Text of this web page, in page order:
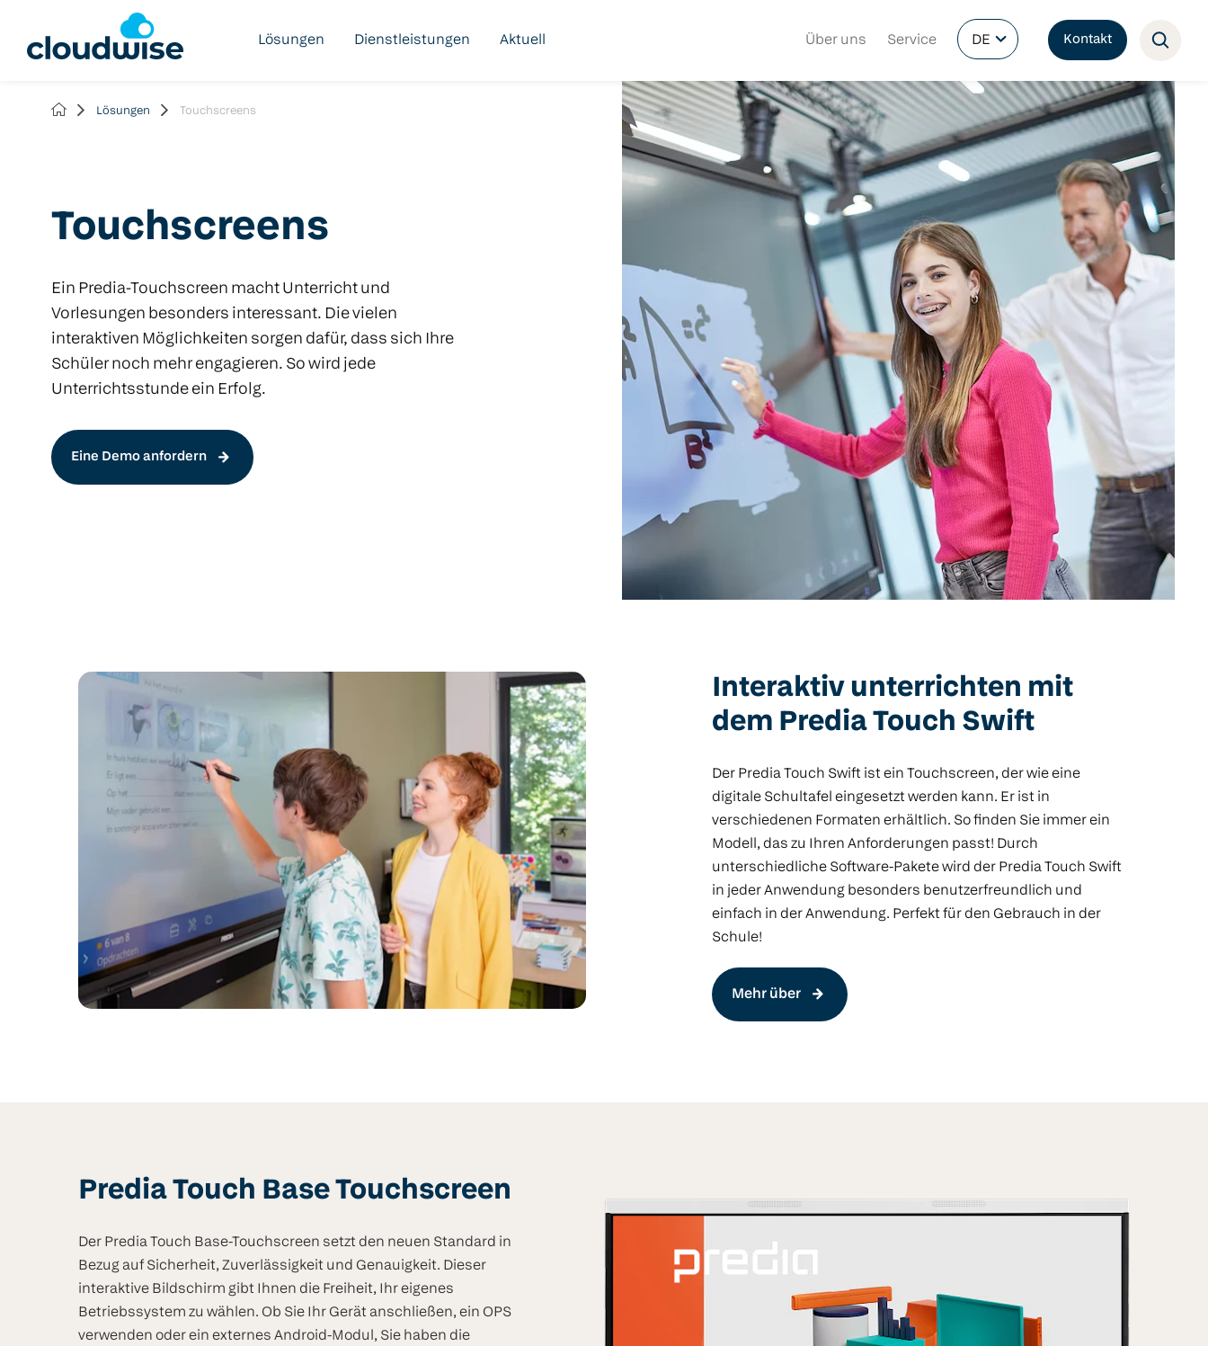
Lösungen Dienstleistungen Aktuell Über uns Service DE Kontakt
Lösungen Touchscreens
Touchscreens
Ein Predia-Touchscreen macht Unterricht und
Vorlesungen besonders interessant. Die vielen
interaktiven Möglichkeiten sorgen dafür, dass sich Ihre
Schüler noch mehr engagieren. So wird jede
Unterrichtsstunde ein Erfolg.
Eine Demo anfordern
Interaktiv unterrichten mit
dem Predia Touch Swift
Der Predia Touch Swift ist ein Touchscreen, der wie eine
digitale Schultafel eingesetzt werden kann. Er ist in
verschiedenen Formaten erhältlich. So finden Sie immer ein
Modell, das zu Ihren Anforderungen passt! Durch
unterschiedliche Software-Pakete wird der Predia Touch Swift
in jeder Anwendung besonders benutzerfreundlich und
einfach in der Anwendung. Perfekt für den Gebrauch in der
Schule!
Mehr über
Predia Touch Base Touchscreen
Der Predia Touch Base-Touchscreen setzt den neuen Standard in
Bezug auf Sicherheit, Zuverlässigkeit und Genauigkeit. Dieser
interaktive Bildschirm gibt Ihnen die Freiheit, Ihr eigenes
Betriebssystem zu wählen. Ob Sie Ihr Gerät anschließen, ein OPS
verwenden oder ein externes Android-Modul, Sie haben die